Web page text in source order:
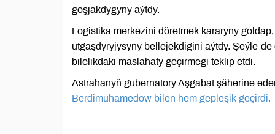
goşjakdygyny aýtdy.
Logistika merkezini döretmek kararyny
utgaşdyryjysyny bellejekdigini aýtdy. Şeýle-
bilelikdäki maslahaty geçirmegi teklip etdi.
Astrahanyň gubernatory Aşgabat şäherine
Berdimuhamedow bilen hem gepleşik geçirdi.